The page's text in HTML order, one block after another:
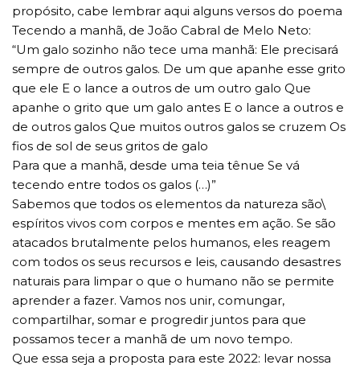
propósito, cabe lembrar aqui alguns versos do poema
Tecendo a manhã, de João Cabral de Melo Neto:
“Um galo sozinho não tece uma manhã: Ele precisará
sempre de outros galos. De um que apanhe esse grito
que ele E o lance a outros de um outro galo Que
apanhe o grito que um galo antes E o lance a outros e
de outros galos Que muitos outros galos se cruzem Os
fios de sol de seus gritos de galo
Para que a manhã, desde uma teia tênue Se vá
tecendo entre todos os galos (…)”
Sabemos que todos os elementos da natureza são\
espíritos vivos com corpos e mentes em ação. Se são
atacados brutalmente pelos humanos, eles reagem
com todos os seus recursos e leis, causando desastres
naturais para limpar o que o humano não se permite
aprender a fazer. Vamos nos unir, comungar,
compartilhar, somar e progredir juntos para que
possamos tecer a manhã de um novo tempo.
Que essa seja a proposta para este 2022: levar nossa